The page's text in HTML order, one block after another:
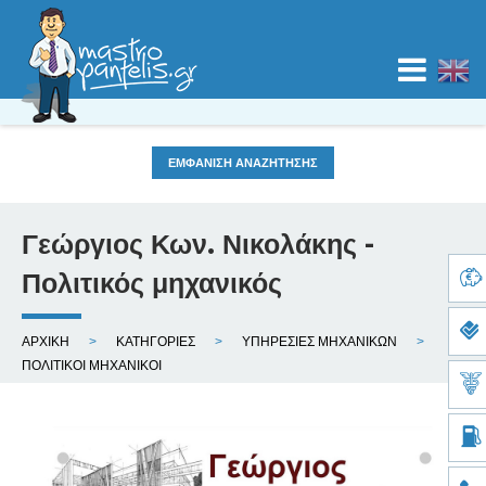
ΧΑΡΤΕΣ
ΕΜΦΑΝΙΣΗ ΑΝΑΖΗΤΗΣΗΣ
Κατηγορία
Γεώργιος Κων. Νικολάκης -
Πολιτικός μηχανικός
ί
ΑΡΧΙΚΗ ΚΑΤΗΓΟΡΙΕΣ
ΥΠΗΡΕΣΙΕΣ ΜΗΧΑΝΙΚΩΝ
ΠΟΛΙΤΙΚΟΙ ΜΗΧΑΝΙΚΟΙ